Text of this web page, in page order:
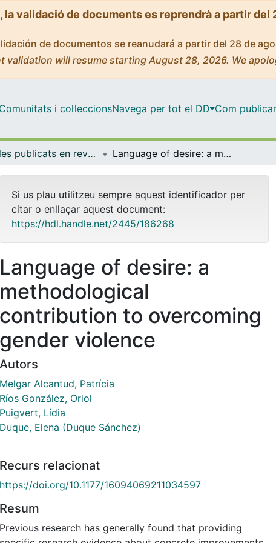
validació de documents es reprendrà a partir del
de documentos se reanudará a partir del 28 de
validation will resume starting August 28, 2026. We
Comunitats i col·leccionsNavega per tot el DD Com publicar
Articles publicats en revistes (Sociologia) Language of desire: a methodological contribution to overcoming gender violence
Si us plau utilitzeu sempre aquest identificador per
citar o enllaçar aquest document:
https://hdl.handle.net/2445/186268
Language of desire: a
methodological
contribution to overcoming
gender violence
Autors
Melgar Alcantud, Patrícia
Ríos González, Oriol
Puigvert, Lídia
Duque, Elena (Duque Sánchez)
Recurs relacionat
https://doi.org/10.1177/16094069211034597
Resum
Previous research has generally found that providing